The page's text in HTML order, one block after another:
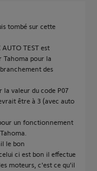
tombé sur cette
TEST est
Tahoma pour la
des
la valeur du code P07
être à 3 (avec auto
un fonctionnement
le bon
ci est bon il effectue
moteurs, c'est ce qu'il